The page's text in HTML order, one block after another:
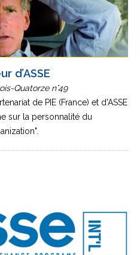
d’ASSE
Quatorze n°49
de PIE (France) et d'ASSE
sur la personnalité du